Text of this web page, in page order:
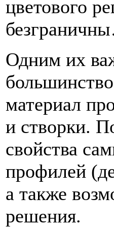
цветового
Одним их
материал
и створки.
свойства
профилей
а также
решения.